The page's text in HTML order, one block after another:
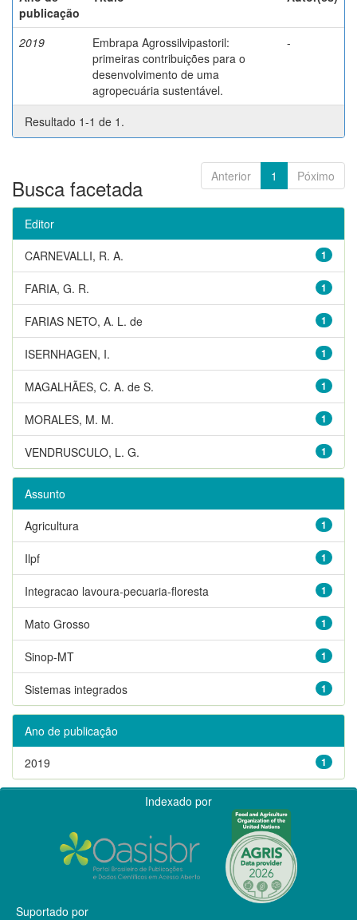
publicação
2019
Embrapa Agrossilvipastoril:
primeiras contribuições para o
desenvolvimento de uma
agropecuária sustentável.
-
Resultado 1-1 de 1.
Anterior 1 Póximo
Busca facetada
Editor
1
CARNEVALLI, R. A.
1
FARIA, G. R.
1
FARIAS NETO, A. L. de
1
ISERNHAGEN, I.
1
MAGALHÃES, C. A. de S.
1
MORALES, M. M.
1
VENDRUSCULO, L. G.
Assunto
1
Agricultura
1
Ilpf
1
Integracao lavoura-pecuaria-floresta
1
Mato Grosso
1
Sinop-MT
1
Sistemas integrados
Ano de publicação
1
2019
Indexado por
Suportado por